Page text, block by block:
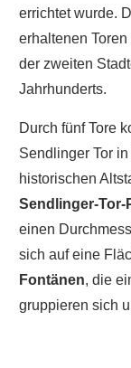
errichtet wurde.
erhaltenen Toren
der zweiten
Jahrhunderts.
Durch fünf Tore
Sendlinger Tor
historischen
Sendlinger-Tor-
einen
sich auf eine
Fontänen, die
gruppieren sich